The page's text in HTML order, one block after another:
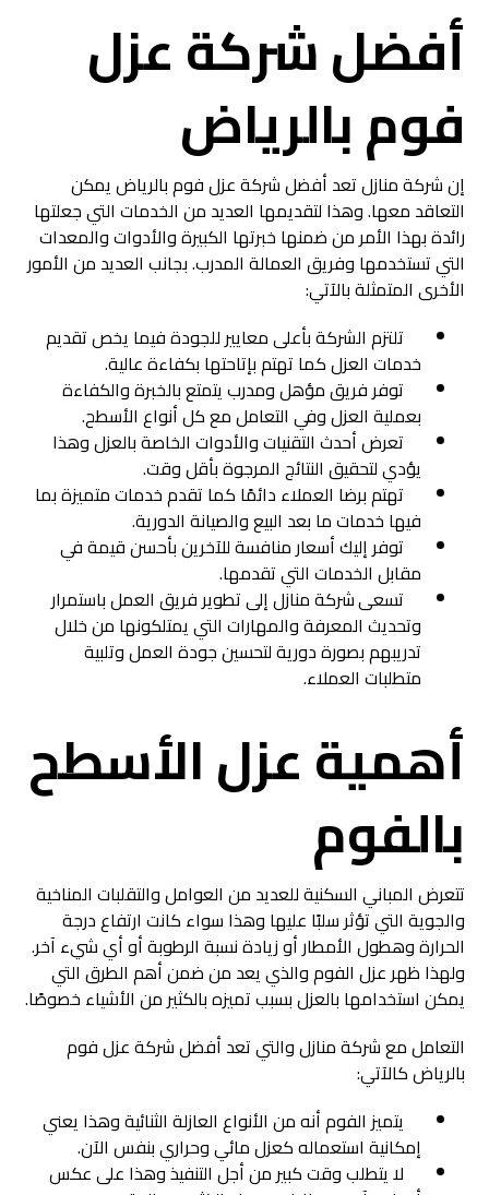
أفضل شركة عزل
فوم بالرياض
إن شركة منازل تعد أفضل شركة عزل فوم بالرياضيمكن
التعاقد معها. وهذا لتقديمها العديد من الخدمات التي جعلتها
رائدة بهذا الأمر من ضمنها خبرتها الكبيرة والأدوات والمعدات
التي تستخدمها وفريق العمالة المدرب. بجانب العديد من الأمور
الأخرى المتمثلة بالآتي:
تلتزم الشركة بأعلى معايير للجودة فيما يخص تقديم
خدمات العزل كما تهتم بإتاحتها بكفاءة عالية.
توفر فريق مؤهل ومدرب يتمتع بالخبرة والكفاءة
بعملية العزل وفي التعامل مع كل أنواع الأسطح.
تعرض أحدث التقنيات والأدوات الخاصة بالعزل وهذا
يؤدي لتحقيق النتائج المرجوة بأقل وقت.
تهتم برضا العملاء دائمًا كما تقدم خدمات متميزة بما
فيها خدمات ما بعد البيع والصيانة الدورية.
توفر إليك أسعار منافسة للآخرين بأحسن قيمة في
مقابل الخدمات التي تقدمها.
تسعىشركة منازلإلى تطوير فريق العمل باستمرار
وتحديث المعرفة والمهارات التي يمتلكونها من خلال
تدريبهم بصورة دورية لتحسين جودة العمل وتلبية
متطلبات العملاء.
أهمية عزل الأسطح
بالفوم
تتعرض المباني السكنية للعديد من العوامل والتقلبات المناخية
والجوية التي تؤثر سلبًا عليها وهذا سواء كانت ارتفاع درجة
الحرارة وهطول الأمطار أو زيادة نسبة الرطوبة أو أي شيء آخر.
ولهذا ظهر عزل الفوم والذي يعد من ضمن أهم الطرق التي
يمكن استخدامها بالعزل بسبب تميزه بالكثير من الأشياء خصوصًا.
التعامل مع شركة منازل والتي تعد أفضل شركة عزل فوم
بالرياضكالآتي:
يتميز الفوم أنه من الأنواع العازلة الثنائية وهذا يعني
إمكانية استعماله كعزل مائي وحراري بنفس الآن.
لا يتطلب وقت كبير من أجل التنفيذ وهذا على عكس